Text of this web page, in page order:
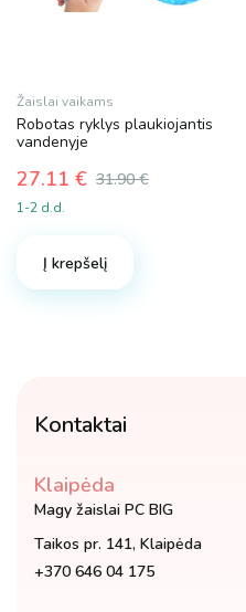
Žaislai vaikams
Robotas ryklys plaukiojantis
vandenyje
31.90€
Original
31.90 €.
27.11 €
Current
27.11 €.
1-2 d.d.
Į krepšelį
Kontaktai
Klaipėda
Magy žaislai PC BIG
Taikos pr. 141, Klaipėda
+370 646 04 175